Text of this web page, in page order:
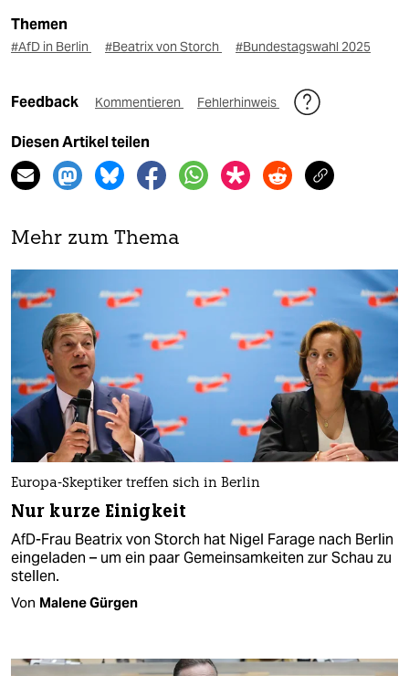
Themen
#AfD in Berlin #Beatrix von Storch #Bundestagswahl 2025
Feedback Kommentieren Fehlerhinweis
Diesen Artikel teilen
Mehr zum Thema
Europa-Skeptiker treffen sich in Berlin
Nur kurze Einigkeit
AfD-Frau Beatrix von Storch hat Nigel Farage nach Berlin
eingeladen – um ein paar Gemeinsamkeiten zur Schau zu
stellen.
Von Malene Gürgen